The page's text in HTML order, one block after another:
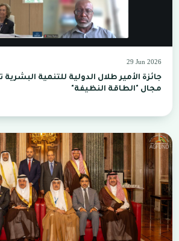
29 Jun 2026
جائزة الأمير طلال الدولية للتنمية
مجال "الطاقة النظيفة"